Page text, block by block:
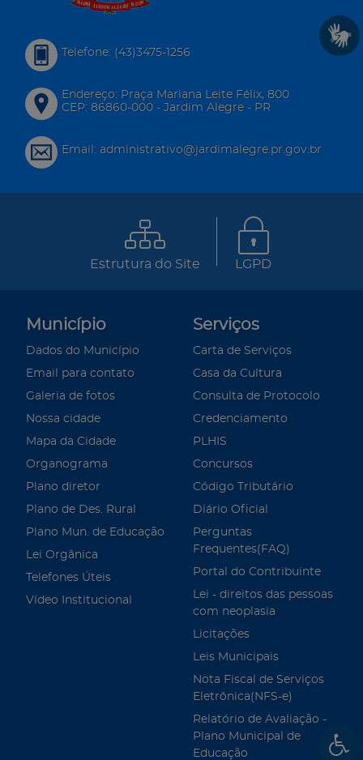
Telefone: (43)3475-1256
Endereço: Praça Mariana Leite Félix, 800
CEP: 86860-000 - Jardim Alegre - PR
Email: administrativo@jardimalegre.pr.gov.br
Estrutura do Site LGPD
Município
Dados do Município
Email para contato
Galeria de fotos
Nossa cidade
Mapa da Cidade
Organograma
Plano diretor
Plano de Des. Rural
Plano Mun. de Educação
Lei Orgânica
Telefones Úteis
Vídeo Institucional
Serviços
Carta de Serviços
Casa da Cultura
Consulta de Protocolo
Credenciamento
PLHIS
Concursos
Código Tributário
Diário Oficial
Perguntas
Frequentes(FAQ)
Portal do Contribuinte
Lei - direitos das pessoas
com neoplasia
Licitações
Leis Municipais
Nota Fiscal de Serviços
Eletrônica(NFS-e)
Relatório de Avaliação -
Plano Municipal de
Educação